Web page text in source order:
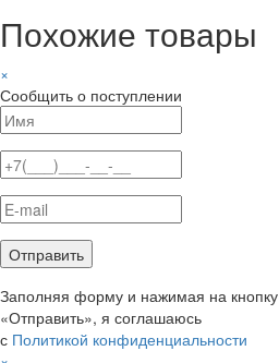
Похожие товары
×
Сообщить о поступлении
Заполняя форму и нажимая на кнопку
«Отправить», я соглашаюсь
с Политикой конфиденциальности